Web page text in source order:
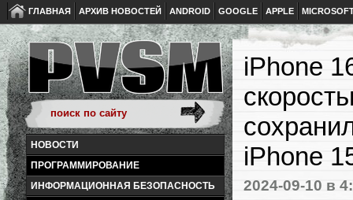
ГЛАВНАЯ АРХИВ НОВОСТЕЙ ANDROID GOOGLE APPLE
НОВОСТИ
ПРОГРАММИРОВАНИЕ
ИНФОРМАЦИОННАЯ БЕЗОПАСНОСТЬ
iPhone
iPhone
2024-09-10 в